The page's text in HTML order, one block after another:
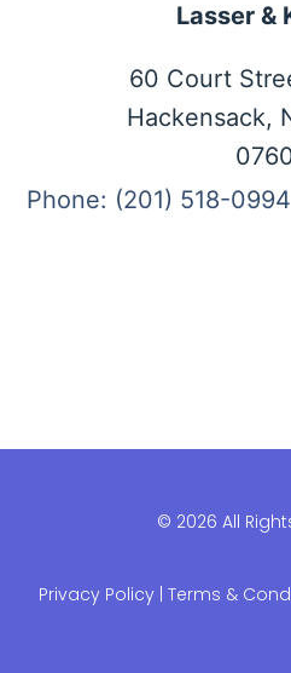
Lasser &
60 Court
Hackensack,
Phone: (201) 518-0994
© 2026 All
Privacy Policy| Terms &